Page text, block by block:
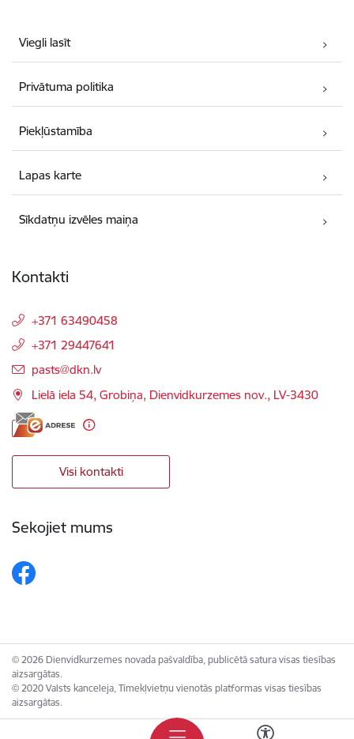
Viegli lasīt
Privātuma politika
Piekļūstamība
Lapas karte
Sīkdatņu izvēles maiņa
Kontakti
+371 63490458
+371 29447641
E-pasts:
pasts@dkn.lv
Lielā iela 54, Grobiņa, Dienvidkurzemes nov., LV-3430
Visi kontakti
Sekojiet mums
© 2026 Dienvidkurzemes novada pašvaldība, publicētā satura visas tiesības
aizsargātas.
© 2020 Valsts kanceleja, Tīmekļvietņu vienotās platformas visas tiesības
aizsargātas.